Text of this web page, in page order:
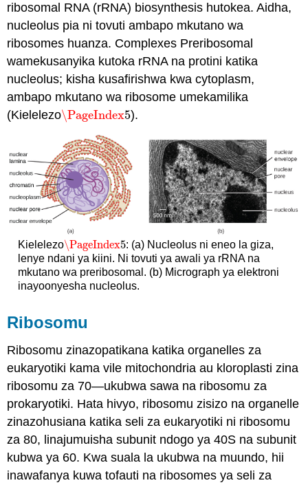
ribosomal RNA (rRNA) biosynthesis hutokea. Aidha,
nucleolus pia ni tovuti ambapo mkutano wa
ribosomes huanza. Complexes Preribosomal
wamekusanyika kutoka rRNA na protini katika
nucleolus; kisha kusafirishwa kwa cytoplasm,
ambapo mkutano wa ribosome umekamilika
(Kielelezo\PageIndex5
\PageIndex5).
Kielelezo\PageIndex5
\PageIndex5: (a) Nucleolus ni eneo la giza,
lenye ndani ya kiini. Ni tovuti ya awali ya rRNA na
mkutano wa preribosomal. (b) Micrograph ya elektroni
inayoonyesha nucleolus.
Ribosomu
Ribosomu zinazopatikana katika organelles za
eukaryotiki kama vile mitochondria au kloroplasti zina
ribosomu za 70—ukubwa sawa na ribosomu za
prokaryotiki. Hata hivyo, ribosomu zisizo na organelle
zinazohusiana katika seli za eukaryotiki ni ribosomu
za 80, linajumuisha subunit ndogo ya 40S na subunit
kubwa ya 60. Kwa suala la ukubwa na muundo, hii
inawafanya kuwa tofauti na ribosomes ya seli za